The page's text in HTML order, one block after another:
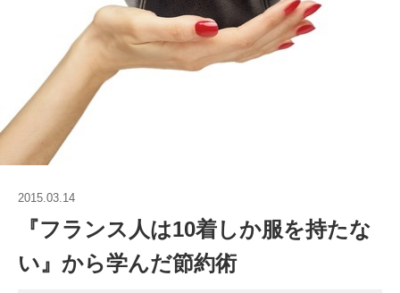
2015.03.14
『フランス人は10着しか服を持たな
い』から学んだ節約術